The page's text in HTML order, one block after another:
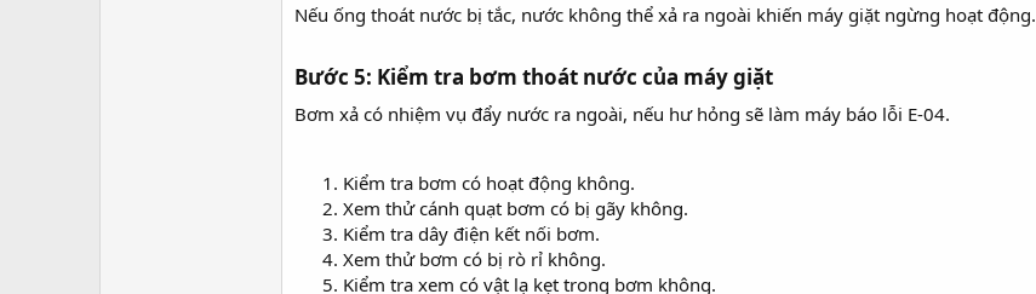
Nếu ống thoát nước bị tắc, nước không thể xả ra ngoài khiến máy giặt ngừng hoạt động.
Bước 5: Kiểm tra bơm thoát nước của máy giặt
Bơm xả có nhiệm vụ đẩy nước ra ngoài, nếu hư hỏng sẽ làm máy báo lỗi E-04.
Kiểm tra bơm có hoạt động không.
Xem thử cánh quạt bơm có bị gãy không.
Kiểm tra dây điện kết nối bơm.
Xem thử bơm có bị rò rỉ không.
Kiểm tra xem có vật lạ kẹt trong bơm không.